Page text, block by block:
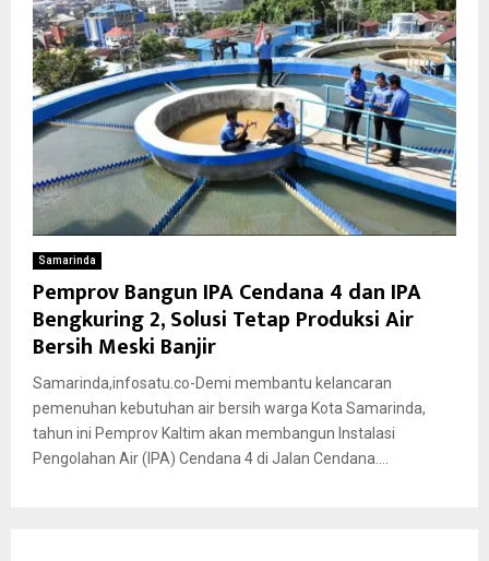
Samarinda
Pemprov Bangun IPA Cendana 4 dan IPA
Bengkuring 2, Solusi Tetap Produksi Air
Bersih Meski Banjir
Samarinda,infosatu.co-Demi membantu kelancaran
pemenuhan kebutuhan air bersih warga Kota Samarinda,
tahun ini Pemprov Kaltim akan membangun Instalasi
Pengolahan Air (IPA) Cendana 4 di Jalan Cendana....